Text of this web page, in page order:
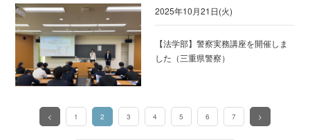
2025年10月21日(火)
【法学部】警察実務講座を開催しま
した（三重県警察）
< 1 2
（このページ）
3 4 5 6 7 >